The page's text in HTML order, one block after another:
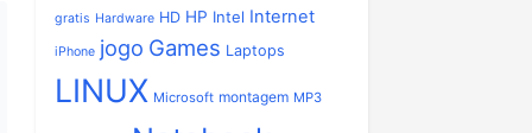
gratis Hardware HD HP Intel Internet
iPhone jogo Games Laptops
LINUX Microsoft montagem MP3